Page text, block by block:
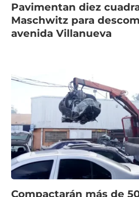
Pavimentan diez
Maschwitz para
avenida Villanueva
Compactarán más de